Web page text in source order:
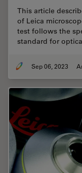
This article
of Leica
test follows the
standard for
Sep 06, 2023